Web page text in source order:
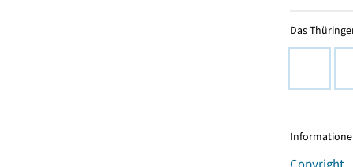
Das